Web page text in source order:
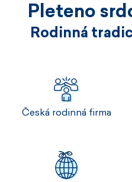
Pleteno
Rodinná
Česká rodinná firma